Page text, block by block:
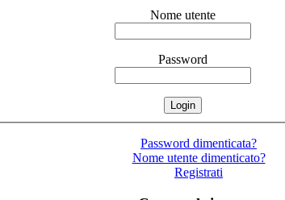
Nome utente
Password
Password dimenticata?
Nome utente dimenticato?
Registrati